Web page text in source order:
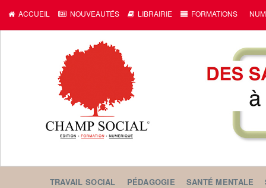
ACCUEIL NOUVEAUTÉS LIBRAIRIE FORMATIONS
TRAVAIL SOCIAL PÉDAGOGIE SANTÉ MENTALE